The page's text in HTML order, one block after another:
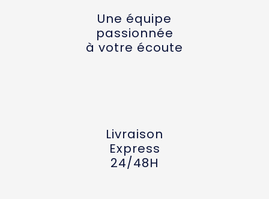
Une équipe
passionnée
à votre écoute
Livraison
Express
24/48H